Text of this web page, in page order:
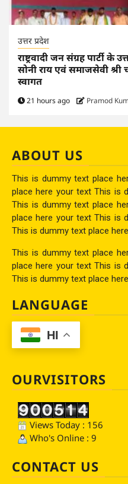
उत्तर प्रदेश
राष्ट्रवादी जन संग्रह पार्टी के
सोनी राय एवं समाजसेवी श्री
स्वागत
21 hours ago Pramod
ABOUT US
This is dummy text place
place here your text This is
This is dummy text place
place here your text This is
This is dummy text place
This is dummy text place
place here your text This is
This is dummy text place
LANGUAGE
HI
OURVISITORS
Views Today : 156
Who's Online : 9
CONTACT US